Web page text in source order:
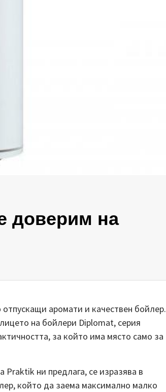
доверим на
аромати и качествен бойлер.
на бойлери Diplomat, серия
за който има място само за
Praktik ни предлага, се изразява в
който да заема максимално малко